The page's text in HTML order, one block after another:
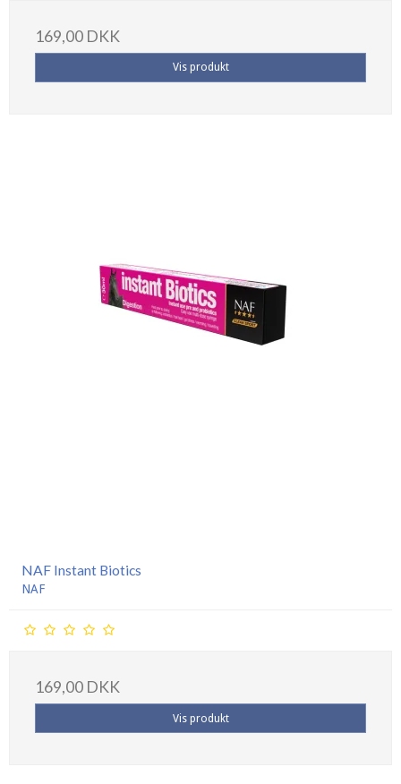
169,00 DKK
Vis produkt
NAF Instant Biotics
NAF
169,00 DKK
Vis produkt